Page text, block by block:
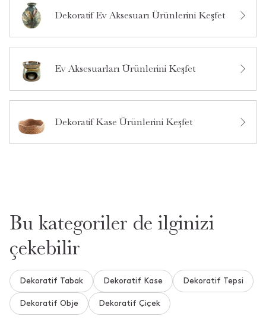
Bu ürün hakkında daha önce hiç soru sorulmamış.
Ürün Hakkında Soru Sor
Dekoratif Ev Aksesuarı Ürünlerini Keşfet
Ev Aksesuarları Ürünlerini Keşfet
Dekoratif Kase Ürünlerini Keşfet
Bu kategoriler de ilginizi
çekebilir
Dekoratif Tabak Dekoratif Kase Dekoratif Tepsi
Dekoratif Obje Dekoratif Çiçek